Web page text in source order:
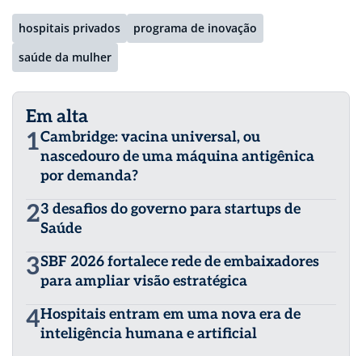
hospitais privados
programa de inovação
saúde da mulher
Em alta
1Cambridge: vacina universal, ou
nascedouro de uma máquina antigênica
por demanda?
23 desafios do governo para startups de
Saúde
3SBF 2026 fortalece rede de embaixadores
para ampliar visão estratégica
4Hospitais entram em uma nova era de
inteligência humana e artificial